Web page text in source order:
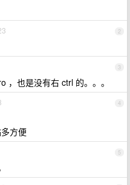
2
3
，也是没有右 ctrl 的。。。
4
方便
5